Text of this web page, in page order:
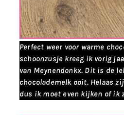
Perfect weer voor warme
schoonzusje kreeg ik vorig
van Meynendonkx. Dit is de
chocolademelk ooit. Helaas
dus ik moet even kijken of ik